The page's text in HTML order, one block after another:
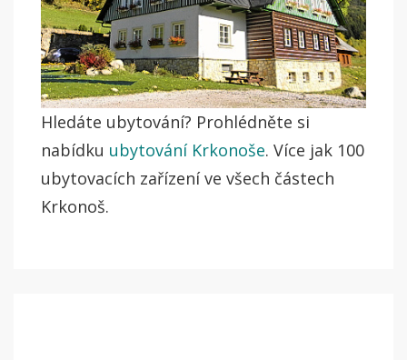
Hledáte ubytování? Prohlédněte si
nabídku ubytování Krkonoše. Více jak 100
ubytovacích zařízení ve všech částech
Krkonoš.